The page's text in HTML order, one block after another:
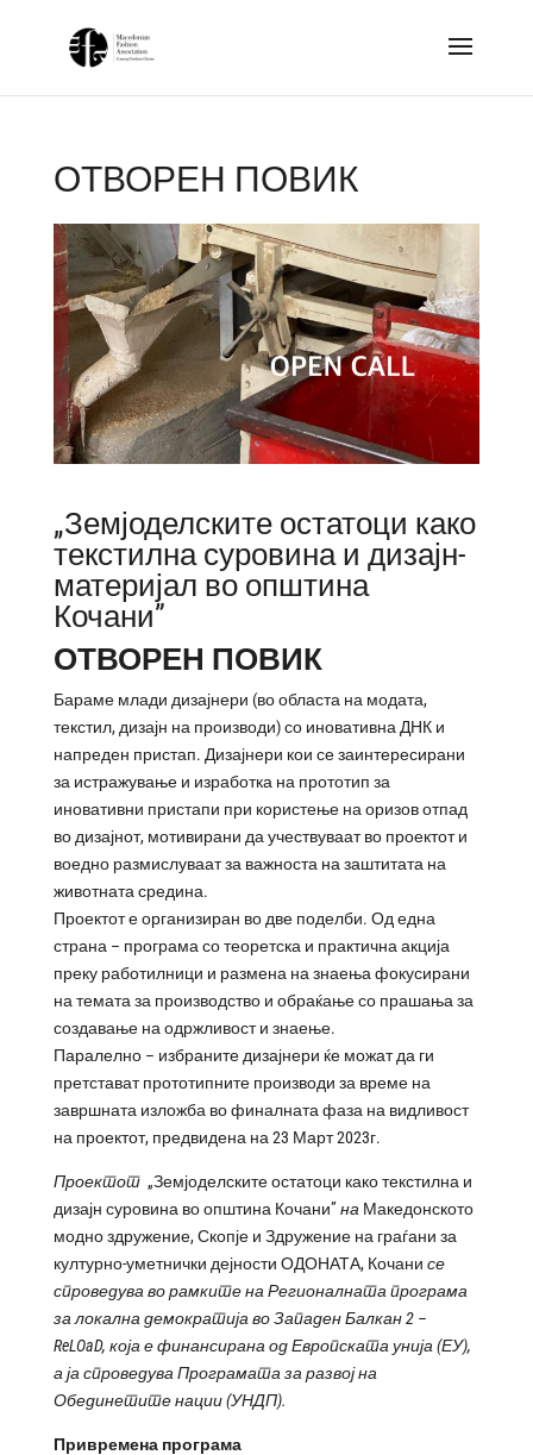
ОТВОРЕН ПОВИК
„Земјоделските остатоци како
текстилна суровина и дизајн-
материјал во општина
Кочани”
ОТВОРЕН ПОВИК
Бараме млади дизајнери (во областа на модата,
текстил, дизајн на производи) со иновативна ДНК и
напреден пристап. Дизајнери кои се заинтересирани
за истражување и изработка на прототип за
иновативни пристапи при користење на оризов отпад
во дизајнот, мотивирани да учествуваат во проектот и
воедно размислуваат за важноста на заштитата на
животната средина.
Проектот е организиран во две поделби. Од една
страна – програма со теоретска и практична акција
преку работилници и размена на знаења фокусирани
на темата за производство и обраќање со прашања за
создавање на одржливост и знаење.
Паралелно – избраните дизајнери ќе можат да ги
претстават прототипните производи за време на
завршната изложба во финалната фаза на видливост
на проектот, предвидена на 23 Март 2023г.
Проектот „Земјоделските остатоци како текстилна и
дизајн суровина во општина Кочани”на Македонското
модно здружение, Скопје и Здружение на граѓани за
културно-уметнички дејности ОДОНАТА, Кочани се
спроведува во рамките на Регионалната програма
за локална демократија во Западен Балкан 2 –
ReLOaD, која е финансирана од Европската унија (ЕУ),
а ја спроведува Програмата за развој на
Обединетите нации (УНДП).
Привремена програма